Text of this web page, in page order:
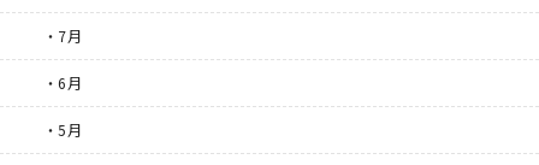
・7月
・6月
・5月